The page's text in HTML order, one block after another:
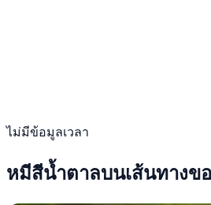
ไม่มีข้อมูลเวลา
หมีสีน้ำตาลบนเส้นทางข